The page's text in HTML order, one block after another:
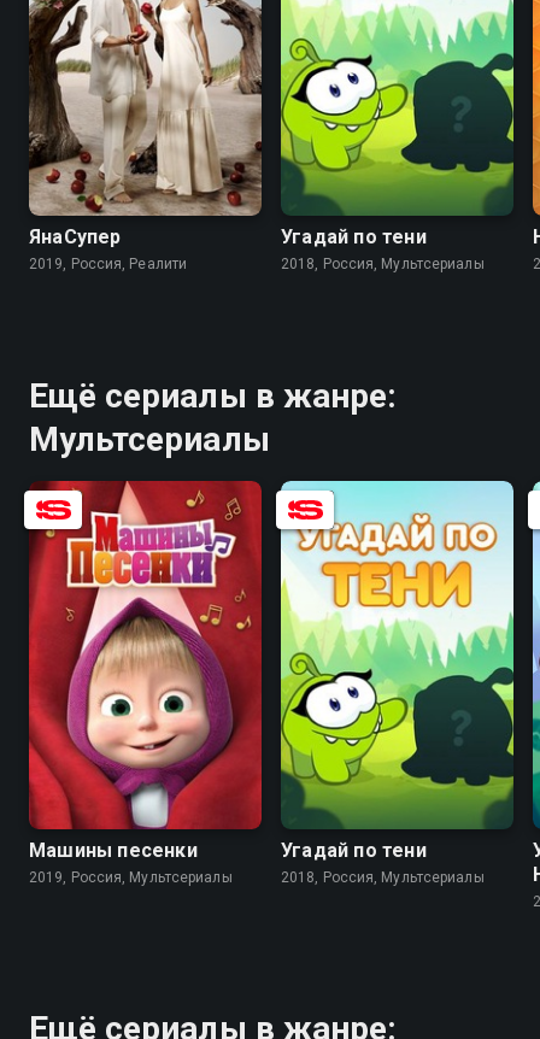
ЯнаСупер
2019, Россия, Реалити
8.3
Угадай по тени
2018, Россия, Мультсериалы
Ещё сериалы в жанре:
Мультсериалы
7.7 4.6
Машины песенки
2019, Россия, Мультсериалы
8.3
Угадай по тени
2018, Россия, Мультсериалы
Ещё сериалы в жанре: